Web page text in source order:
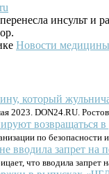
инсульт
Новости медицины
2023. DON24.RU.
по
что вводила